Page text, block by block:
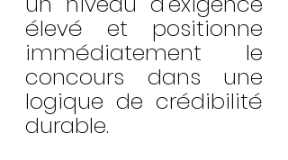
élevé et positionne
immédiatement le
concours dans une
logique de crédibilité
durable.